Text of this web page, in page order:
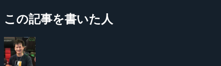
この記事を書いた人